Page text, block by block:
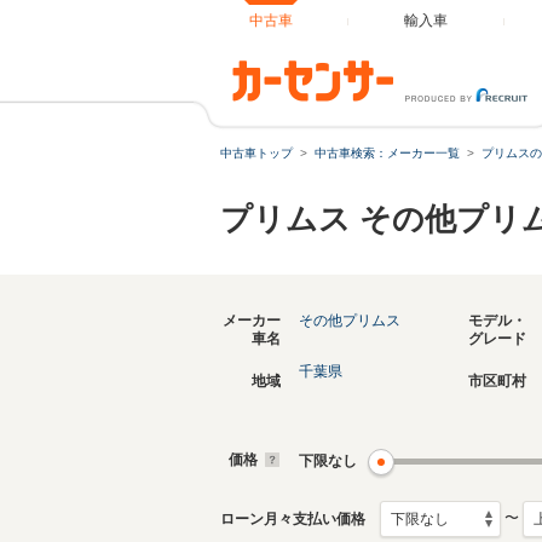
中古車 輸入車
中古車トップ 中古車検索：メーカー一覧 プリムス
プリムス その他プリ
メーカー
車名
その他プリムス
モデル・
グレード
地域
千葉県
市区町村
価格 下限なし
ローン月々支払い価格 〜